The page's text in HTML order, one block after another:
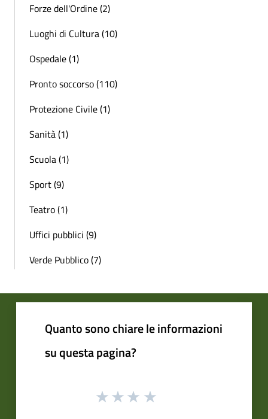
Forze dell'Ordine (2)
Luoghi di Cultura (10)
Ospedale (1)
Pronto soccorso (110)
Protezione Civile (1)
Sanità (1)
Scuola (1)
Sport (9)
Teatro (1)
Uffici pubblici (9)
Verde Pubblico (7)
Quanto sono chiare le informazioni
su questa pagina?